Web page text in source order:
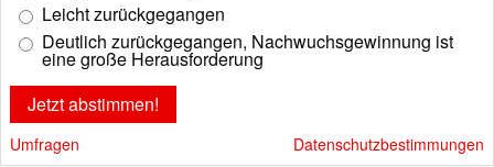
Leicht zurückgegangen
Deutlich zurückgegangen, Nachwuchsgewinnung ist
eine große Herausforderung
Umfragen Datenschutzbestimmungen